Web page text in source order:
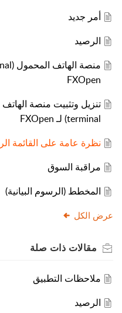
أمر جديد
الرصيد
FXOpen
terminal) لـ FXOpen
نظرة عامة على القائمة
مراقبة السوق
المخطط (الرسوم البيانية)
عرض الكل
مقالات ذات صلة
ملاحظات التطبيق
الرصيد